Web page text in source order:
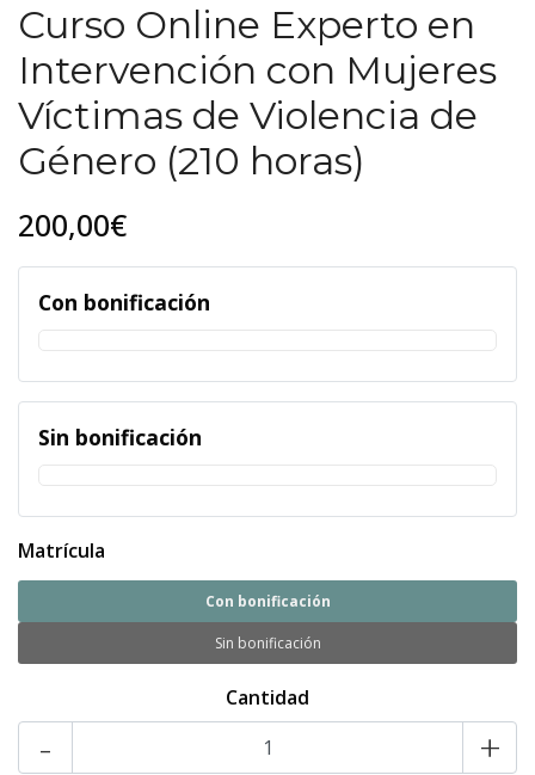
Curso Online Experto en
Intervención con Mujeres
Víctimas de Violencia de
Género (210 horas)
200,00€
Con bonificación
Sin bonificación
Matrícula
Con bonificación
Sin bonificación
Cantidad
- +